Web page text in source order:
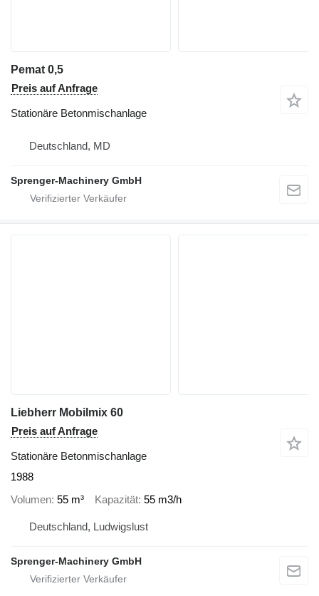
Pemat 0,5
Preis auf Anfrage
Stationäre Betonmischanlage
Deutschland, MD
Sprenger-Machinery GmbH
Liebherr Mobilmix 60
Preis auf Anfrage
Stationäre Betonmischanlage
1988
Volumen 55 m³ Kapazität 55 m3/h
Deutschland, Ludwigslust
Sprenger-Machinery GmbH